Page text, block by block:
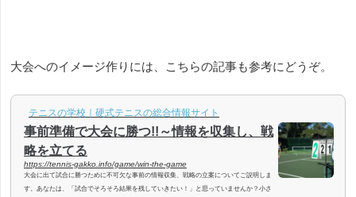
大会へのイメージ作りには、こちらの記事も参考にどうぞ。
テニスの学校｜硬式テニスの総合情報サイト
事前準備で大会に勝つ!!～情報を収集し、戦
略を立てる
https://tennis-gakko.info/game/win-the-game
大会に出て試合に勝つために不可欠な事前の情報収集、戦略の立案についてご説明しま
す。あなたは、「試合でそろそろ結果を残していきたい！」と思っていませんか？小さ